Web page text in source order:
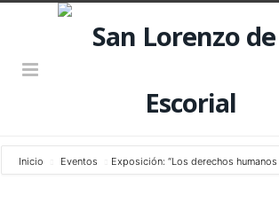
Inicio Eventos Exposición: “Los derechos humanos